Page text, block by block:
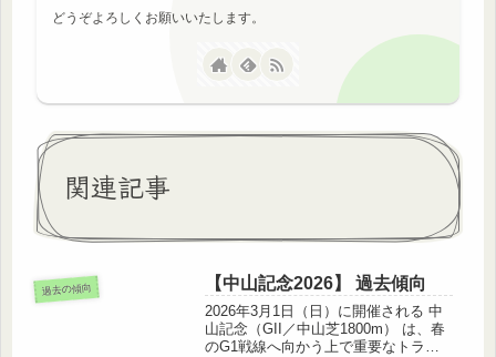
どうぞよろしくお願いいたします。
関連記事
過去の傾向 【中山記念2026】 過去傾向
2026年3月1日（日）に開催される 中
山記念（GII／中山芝1800m） は、春
のG1戦線へ向かう上で重要なトライ